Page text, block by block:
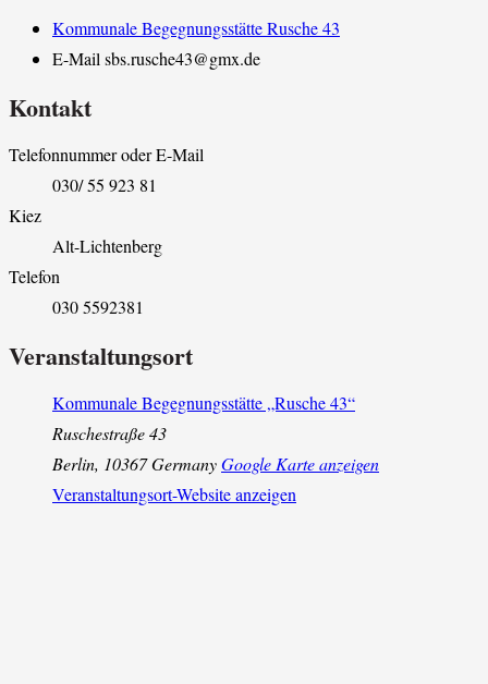
Kommunale Begegnungsstätte Rusche 43
E-Mail sbs.rusche43@gmx.de
Kontakt
Telefonnummer oder E-Mail
030/ 55 923 81
Kiez
Alt-Lichtenberg
Telefon
030 5592381
Veranstaltungsort
Kommunale Begegnungsstätte „Rusche 43“
Ruschestraße 43
Berlin, 10367GermanyGoogle Karte anzeigen
Veranstaltungsort-Website anzeigen